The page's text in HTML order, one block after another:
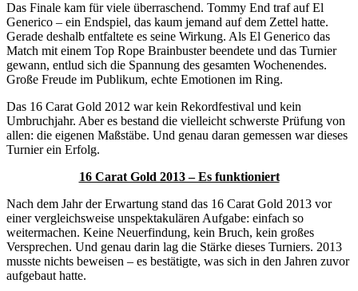
Das Finale kam für viele überraschend. Tommy End traf aufEl
Generico – ein Endspiel, das kaum jemand auf dem Zettel hatte.
Gerade deshalb entfaltete es seine Wirkung. Als El Generico das
Match mit einem Top Rope Brainbusterbeendete und das Turnier
gewann, entlud sich die Spannung des gesamten Wochenendes.
Große Freude im Publikum, echte Emotionen im Ring.
Das 16 Carat Gold 2012 war kein Rekordfestival und kein
Umbruchjahr. Aber es bestand die vielleicht schwerste Prüfung von
allen: die eigenen Maßstäbe. Und genau daran gemessen war dieses
Turnier ein Erfolg.
16 Carat Gold 2013 – Es funktioniert
Nach dem Jahr der Erwartung stand das 16 Carat Gold 2013 vor
einer vergleichsweise unspektakulären Aufgabe: einfach so
weitermachen. Keine Neuerfindung, kein Bruch, kein großes
Versprechen. Und genau darin lag die Stärke dieses Turniers. 2013
musste nichts beweisen – es bestätigte, was sich in den Jahren zuvor
aufgebaut hatte.